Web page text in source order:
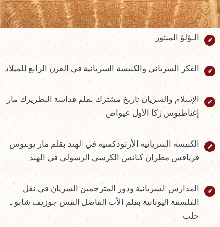
اللؤلؤ المنثور
الفكر السرياني والكنيسة السريانية في القرن الرابع للميلاد
الإسلام والسريان تاريخ مشترك بقلم قداسة البطريرك مار
إغناطيوس زكا الأول عيواص
الكنيسة السريانية الأرثوذكسية في الهند بقلم مار يوليوس
قرياقس مطران كنائس الكرسي الرسولي في الهند
المدارس السريانية ودور المترجمين السريان في نقل
الفلسفة اليونانية بقلم الأب الفاضل القس جوزيف شابو ـ
حلب